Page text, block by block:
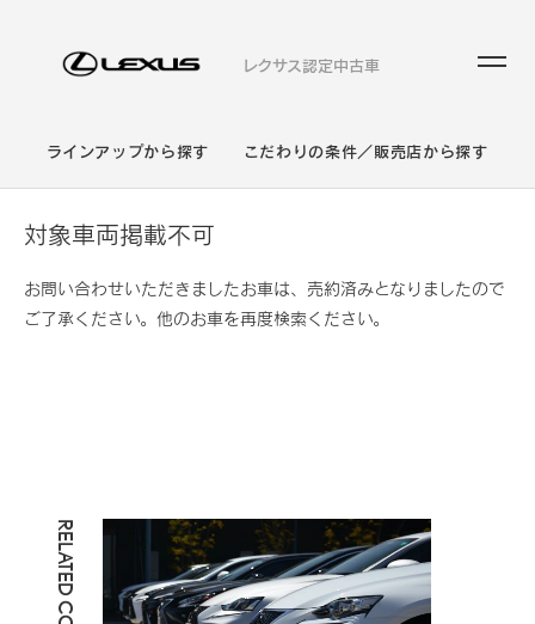
レクサス認定中古車
ラインアップから探す こだわりの条件／販売店から探す
対象車両掲載不可
お問い合わせいただきましたお車は、売約済みとなりましたので
ご了承ください。他のお車を再度検索ください。